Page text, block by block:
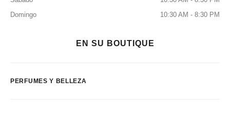
Domingo
10:30 AM - 8:30 PM
EN SU BOUTIQUE
PERFUMES Y BELLEZA